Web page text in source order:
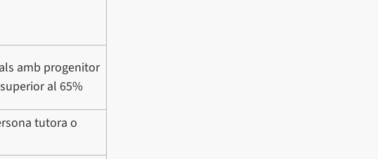
amb progenitor
al 65%
tutora o